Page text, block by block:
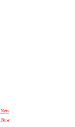
New
New